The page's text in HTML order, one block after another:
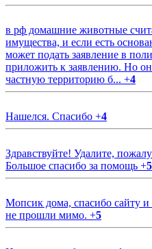
в рф домашние животные
имущества, и если есть
может подать заявление в
приложить к заявлению. Но
частную территорию б... +4
Нашелся. Спасибо +4
Здравствуйте! Удалите,
Большое спасибо за помощь +5
Мопсик дома, спасибо сайту
не прошли мимо. +5